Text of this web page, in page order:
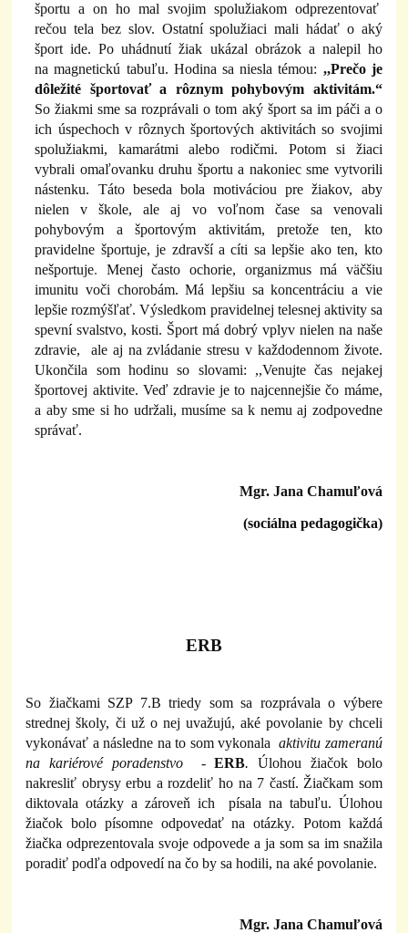
športu a on ho mal svojim spolužiakom odprezentovať
rečou tela bez slov. Ostatní spolužiaci mali hádať o aký
šport ide. Po uhádnutí žiak ukázal obrázok a nalepil ho
na magnetickú tabuľu. Hodina sa niesla témou: ,,Prečo je
dôležité športovať a rôznym pohybovým aktivitám.“
So žiakmi sme sa rozprávali o tom aký šport sa im páči a o
ich úspechoch v rôznych športových aktivitách so svojimi
spolužiakmi, kamarátmi alebo rodičmi. Potom si žiaci
vybrali omaľovanku druhu športu a nakoniec sme vytvorili
nástenku. Táto beseda bola motiváciou pre žiakov, aby
nielen v škole, ale aj vo voľnom čase sa venovali
pohybovým a športovým aktivitám, pretože ten, kto
pravidelne športuje, je zdravší a cíti sa lepšie ako ten, kto
nešportuje. Menej často ochorie, organizmus má väčšiu
imunitu voči chorobám. Má lepšiu sa koncentráciu a vie
lepšie rozmýšľať. Výsledkom pravidelnej telesnej aktivity sa
spevní svalstvo, kosti. Šport má dobrý vplyv nielen na naše
zdravie, ale aj na zvládanie stresu v každodennom živote.
Ukončila som hodinu so slovami: ,,Venujte čas nejakej
športovej aktivite.Veď zdravie je to najcennejšie čo máme,
a aby sme si ho udržali, musíme sa k nemu aj zodpovedne
správať.
Mgr. Jana Chamuľová
(sociálna pedagogička)
ERB
So žiačkami SZP 7.B triedy som sa rozprávala o výbere
strednej školy, či už o nej uvažujú, aké povolanie by chceli
vykonávať a následne na to som vykonala
aktivitu zameranú
na kariérové poradenstvo -ERB. Úlohou žiačok bolo
nakresliť obrysy erbu a rozdeliť ho na 7 častí. Žiačkam som
diktovala otázky a zároveň ich písala na tabuľu. Úlohou
žiačok bolo písomne odpovedať na otázky. Potom každá
žiačka odprezentovala svoje odpovede a ja som sa im snažila
poradiť podľa odpovedí na čo by sa hodili, na aké povolanie.
Mgr. Jana Chamuľová